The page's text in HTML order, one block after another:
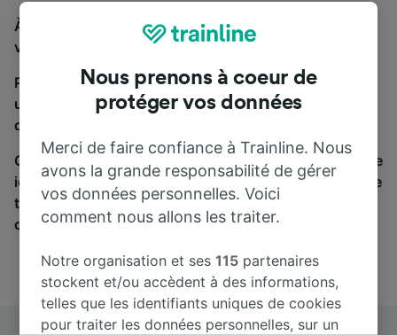
À la recherche d'un bus de Nantes à Paris Austerlitz,
vous êtes au bon endroit.
Pour trouver des billets de bus, lancez simplement
une recherche ci-dessus. Nous comparons les temps
de trajets et les prix des voyages, en train et en bus.
Qu’importe votre destination, votre voyage commence
ici. Nous collaborons avec plus de 170 compagnies de
train et de bus. Consultez et achetez vos billets sur
cette page.
Nous prenons à coeur de
protéger vos données
Merci de faire confiance à Trainline. Nous
avons la grande responsabilité de gérer
vos données personnelles. Voici
comment nous allons les traiter.
Notre organisation et ses115 partenaires
stockent et/ou accèdent à des informations,
telles que les identifiants uniques de cookies
pour traiter les données personnelles, sur un